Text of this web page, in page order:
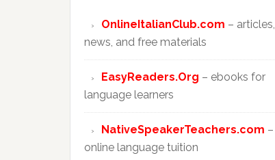
OnlineItalianClub.com – articles,
news, and free materials
EasyReaders.Org – ebooks for
language learners
NativeSpeakerTeachers.com –
online language tuition